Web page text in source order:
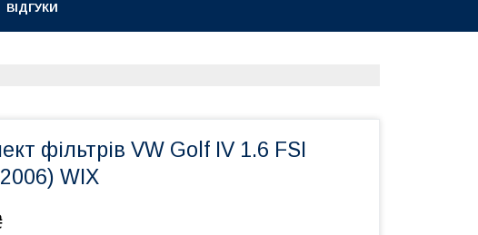
ВІДГУКИ
фільтрів VW Golf IV 1.6 FSI
WIX